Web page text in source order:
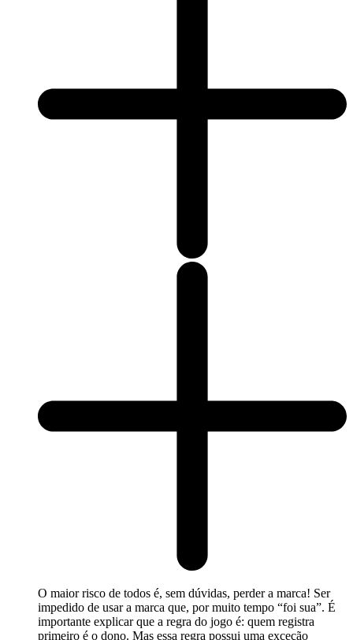
O maior risco de todos é, sem dúvidas, perder a marca! Ser
impedido de usar a marca que, por muito tempo “foi sua”. É
importante explicar que a regra do jogo é: quem registra
primeiro é o dono. Mas essa regra possui uma exceção